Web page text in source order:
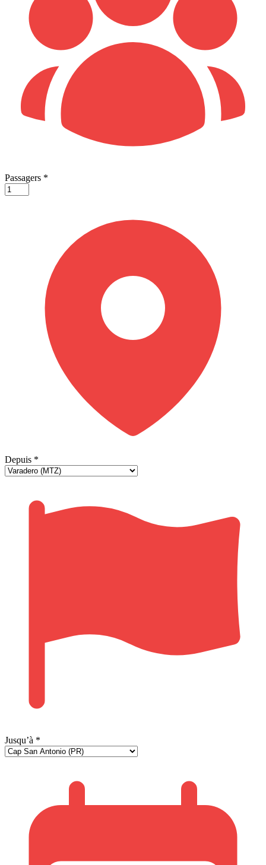
Passagers *
Depuis *
Jusqu’à *